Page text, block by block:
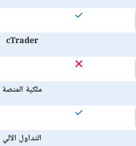
cTrader
ملكية المنصة
التداول الآلي